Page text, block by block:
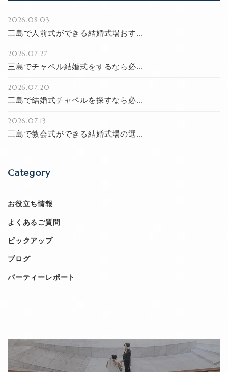
2026.08.03
三島で人前式ができる結婚式場おす...
2026.07.27
三島でチャペル結婚式をするなら必...
2026.07.20
三島で結婚式チャペルを探すなら必...
2026.07.13
三島で教会式ができる結婚式場の選...
Category
お役立ち情報
よくあるご質問
ピックアップ
ブログ
パーティーレポート